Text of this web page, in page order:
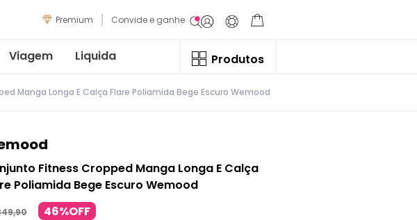
Premium Convide e ganhe
Viagem Liquida Produtos
Manga Longa E Calça Flare Poliamida Bege Escuro Wemood
Fitness Cropped Manga Longa E Calça
Poliamida Bege Escuro Wemood
,90 46%OFF